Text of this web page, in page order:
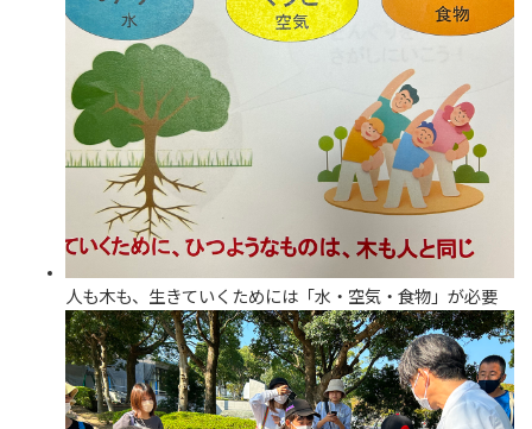
人も木も、生きていくためには「水・空気・食物」が必要